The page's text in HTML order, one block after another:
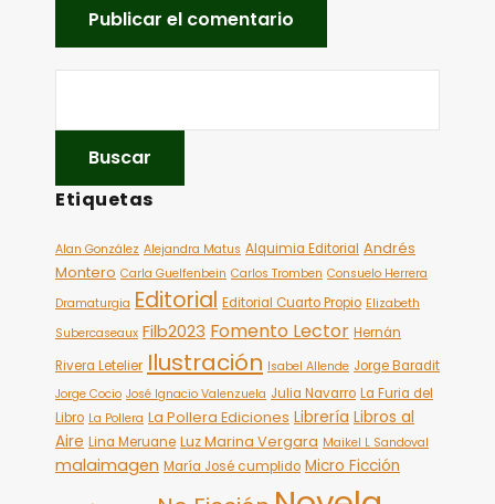
Etiquetas
Alan González Alejandra Matus Alquimia Editorial Andrés
Montero Carla Guelfenbein Carlos Tromben Consuelo Herrera
Dramaturgia Editorial Editorial Cuarto Propio Elizabeth
Subercaseaux Filb2023 Fomento Lector Hernán
Rivera Letelier Ilustración Isabel Allende Jorge Baradit
Jorge Cocio José Ignacio Valenzuela Julia Navarro La Furia del
Libro La Pollera La Pollera Ediciones Librería Libros al
Aire Lina Meruane Luz Marina Vergara Maikel L Sandoval
malaimagen María José cumplido Micro Ficción